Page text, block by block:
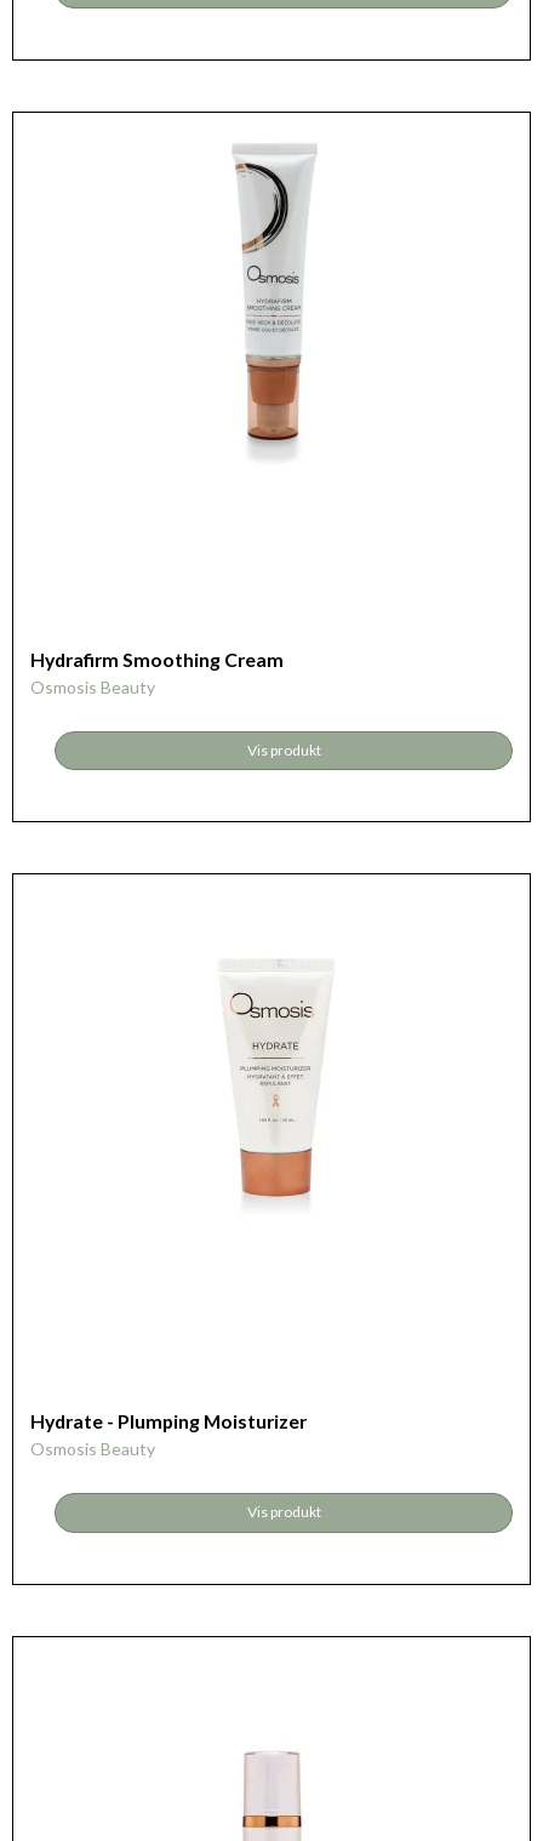
Hydrafirm Smoothing Cream
Osmosis Beauty
Vis produkt
Hydrate - Plumping Moisturizer
Osmosis Beauty
Vis produkt